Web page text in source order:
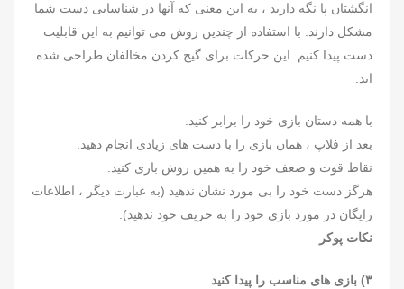
انگشتان پا نگه دارید ، به این معنی که آنها در شناسایی دست شما
مشکل دارند. با استفاده از چندین روش می توانیم به این قابلیت
دست پیدا کنیم. این حرکات برای گیج کردن مخالفان طراحی شده
اند:
با همه دستان بازی خود را برابر کنید.
بعد از فلاپ ، همان بازی را با دست های زیادی انجام دهید.
نقاط قوت و ضعف خود را به همین روش بازی کنید.
هرگز دست خود را بی مورد نشان ندهید (به عبارت دیگر ، اطلاعات
رایگان در مورد بازی خود را به حریف خود ندهید).
نکات پوکر
۳) بازی های مناسب را پیدا کنید